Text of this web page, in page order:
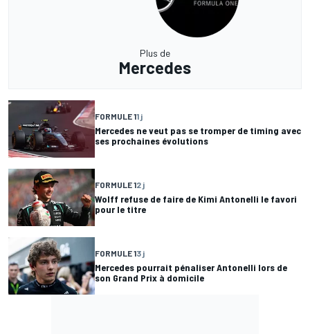
Plus de
Mercedes
FORMULE 11 j
Mercedes ne veut pas se tromper de timing avec
ses prochaines évolutions
FORMULE 12 j
Wolff refuse de faire de Kimi Antonelli le favori
pour le titre
FORMULE 13 j
Mercedes pourrait pénaliser Antonelli lors de
son Grand Prix à domicile